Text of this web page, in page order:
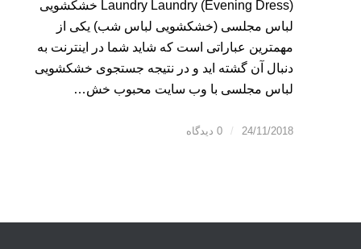
Laundry Laundry (Evening Dress) خشکشویی
لباس مجلسی (خشکشویی لباس شب) یکی از
مهمترین عباراتی است که شاید شما در اینترنت به
دنبال آن گشته اید و در نتیجه جستجوی خشکشویی
لباس مجلسی با وب سایت محبوب خش…
24/11/2018
/ 0 دیدگاه